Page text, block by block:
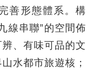
形態體系。構
線串聯”的空間佈
、有味可品的文
水都市旅遊核；